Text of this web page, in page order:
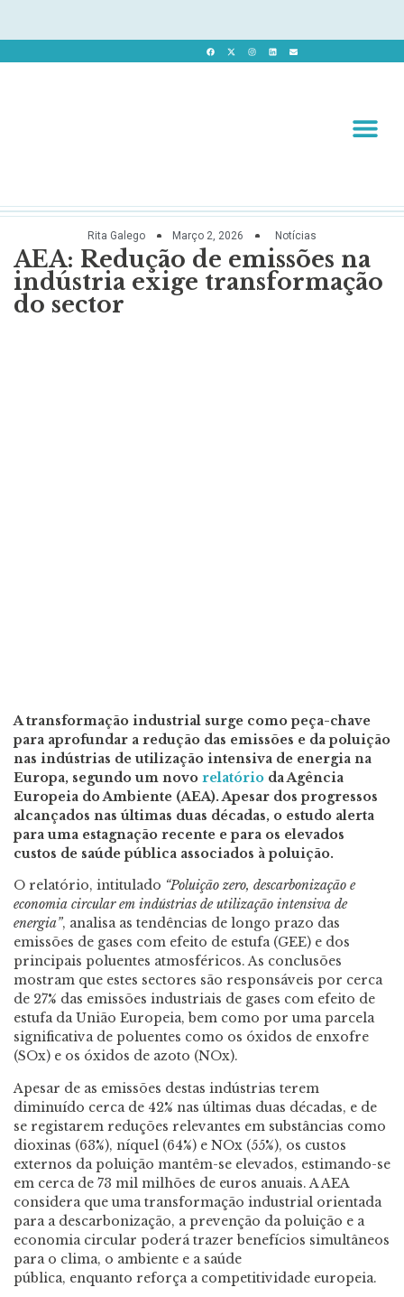
Rita Galego Março 2, 2026 Notícias
AEA: Redução de emissões na
indústria exige transformação
do sector
A transformação industrial surge como peça-chave
para aprofundar a redução das emissões e da poluição
nas indústrias de utilização intensiva de energia na
Europa, segundo um novo relatório da Agência
Europeia do Ambiente (AEA). Apesar dos progressos
alcançados nas últimas duas décadas, o estudo alerta
para uma estagnação recente e para os elevados
custos de saúde pública associados à poluição.
O relatório, intitulado “Poluição zero, descarbonização e
economia circular em indústrias de utilização intensiva de
energia”, analisa as tendências de longo prazo das
emissões de gases com efeito de estufa (GEE) e dos
principais poluentes atmosféricos. As conclusões
mostram que estes sectores são responsáveis por cerca
de 27% das emissões industriais de gases com efeito de
estufa da União Europeia, bem como por uma parcela
significativa de poluentes como os óxidos de enxofre
(SOx) e os óxidos de azoto (NOx).
Apesar de as emissões destas indústrias terem
diminuído cerca de 42% nas últimas duas décadas, e de
se registarem reduções relevantes em substâncias como
dioxinas (63%), níquel (64%) e NOx (55%), os custos
externos da poluição mantêm-se elevados, estimando-se
em cerca de 73 mil milhões de euros anuais. A AEA
considera que uma transformação industrial orientada
para a descarbonização, a prevenção da poluição e a
economia circular poderá trazer benefícios simultâneos
para o clima, o ambiente e a saúde
pública, enquanto reforça a competitividade europeia.